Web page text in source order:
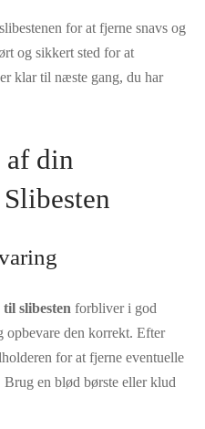
for at fjerne snavs og
og sikkert sted for at
klar til næste gang, du har
af din
slibesten forbliver i god
opbevare den korrekt. Efter
for at fjerne eventuelle
Brug en blød børste eller klud